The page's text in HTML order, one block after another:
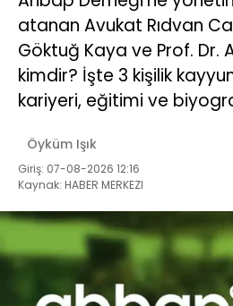
atanan Avukat Rıdvan
Göktuğ Kaya ve Prof. Dr.
kimdir? İşte 3 kişilik
kariyeri, eğitimi ve
Öyküm Işık
Giriş: 07-08-2026 12:16
Kaynak: HABER MERKEZI